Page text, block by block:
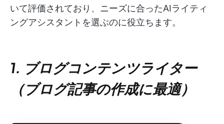
いて評価されており、ニーズに合ったAIライティ
ングアシスタントを選ぶのに役立ちます。
1. ブログコンテンツライター
（ブログ記事の作成に最適）